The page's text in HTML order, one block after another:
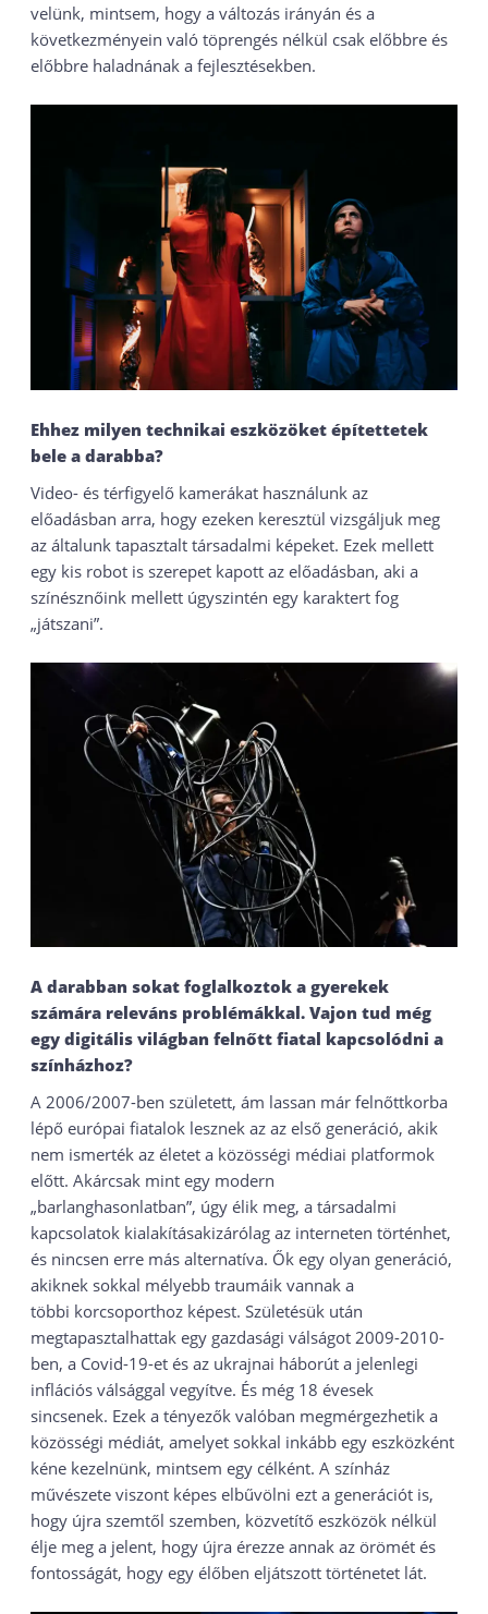
velünk, mintsem, hogy a változás irányán és a
következményein való töprengés nélkül csak előbbre és
előbbre haladnának a fejlesztésekben.
Ehhez milyen technikai eszközöket építettetek
bele a darabba?
Video- és térfigyelő kamerákat használunk az
előadásban arra, hogy ezeken keresztül vizsgáljuk meg
az általunk tapasztalt társadalmi képeket. Ezek mellett
egy kis robot is szerepet kapott az előadásban, aki a
színésznőink mellett úgyszintén egy karaktert fog
„játszani”.
A darabban sokat foglalkoztok a gyerekek
számára releváns problémákkal. Vajon tud még
egy digitális világban felnőtt fiatal kapcsolódni a
színházhoz?
A 2006/2007-ben született, ám lassan már felnőttkorba
lépő európai fiatalok lesznek az az első generáció, akik
nem ismerték az életet a közösségi médiai platformok
előtt. Akárcsak mint egy modern
„barlanghasonlatban”, úgy élik meg, a társadalmi
kapcsolatok kialakításakizárólag az interneten történhet,
és nincsen erre más alternatíva. Ők egy olyan generáció,
akiknek sokkal mélyebb traumáik vannak a
többi korcsoporthoz képest. Születésük után
megtapasztalhattak egy gazdasági válságot 2009-2010-
ben, a Covid-19-et és az ukrajnai háborút a jelenlegi
inflációs válsággal vegyítve. És még 18 évesek
sincsenek. Ezek a tényezők valóban megmérgezhetik a
közösségi médiát, amelyet sokkal inkább egy eszközként
kéne kezelnünk, mintsem egy célként. A színház
művészete viszont képes elbűvölni ezt a generációt is,
hogy újra szemtől szemben, közvetítő eszközök nélkül
élje meg a jelent, hogy újra érezze annak az örömét és
fontosságát, hogy egy élőben eljátszott történetet lát.